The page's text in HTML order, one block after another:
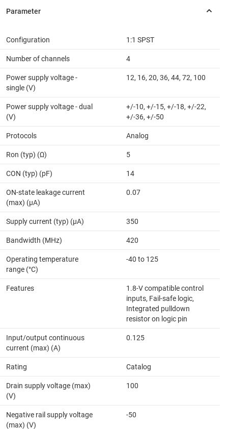
Configuration 1:1 SPST
Number of channels 4
Power supply voltage -
single (V)
12, 16, 20, 36, 44, 72, 100
Power supply voltage - dual
(V)
+/-10, +/-15, +/-18, +/-22,
+/-36, +/-50
Protocols Analog
Ron (typ) (Ω) 5
CON (typ) (pF) 14
ON-state leakage current
(max) (µA)
0.07
Supply current (typ) (µA) 350
Bandwidth (MHz) 420
Operating temperature
range (°C)
-40 to 125
Features
1.8-V compatible control
inputs, Fail-safe logic,
Integrated pulldown
resistor on logic pin
Input/output continuous
current (max) (A)
0.125
Rating Catalog
Drain supply voltage (max)
(V)
100
Negative rail supply voltage
(max) (V)
-50